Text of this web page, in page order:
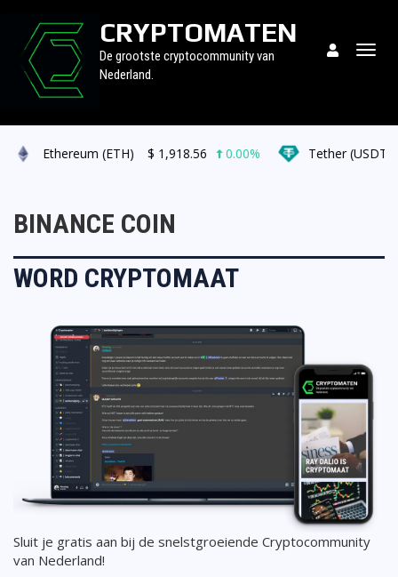
CRYPTOMATEN
De grootste cryptocommunity van
Nederland.
Ethereum (ETH) $ 1,918.56 0.00% Tether (USDT)
BINANCE COIN
WORD CRYPTOMAAT
Sluit je gratis aan bij de snelstgroeiende Cryptocommunity
van Nederland!